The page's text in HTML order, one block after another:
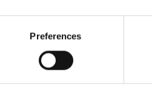
Preferences